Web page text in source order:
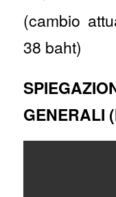
(cambio
38 baht)
GENERALI